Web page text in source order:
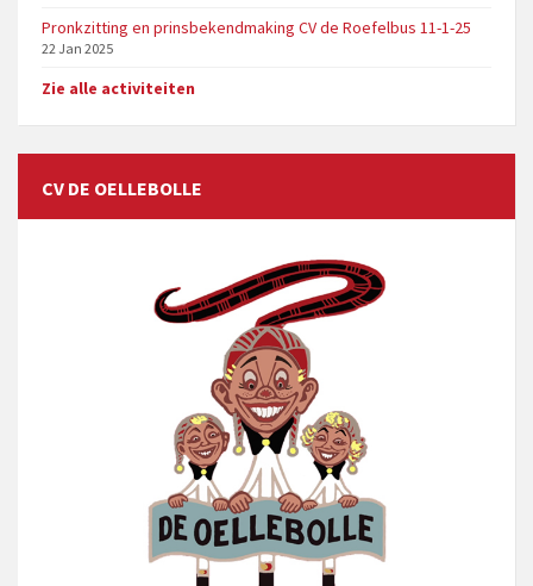
Pronkzitting en prinsbekendmaking CV de Roefelbus 11-1-25
22 Jan 2025
Zie alle activiteiten
CV DE OELLEBOLLE